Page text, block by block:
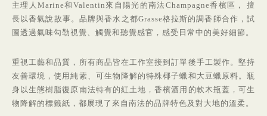
主理人Marine和Valentin 來自陽光的南法Champagne香檳區， 擅
長以香氣說故事。品牌與香水之都Grasse格拉斯的調香師合作，試
圖透過氣味勾勒視覺、觸覺和聽覺感官，感受日常中的美好細節。
重視工藝和品質，所有商品皆在工作室接到訂單後手工製作。堅持
友善環境，使用純素、可生物降解的特殊椰子蠟和大豆蠟原料。瓶
身以生態樹脂復原南法特有的紅土地，香檳酒用的軟木瓶蓋，可生
物降解的標籤紙，都展現了來自南法的品牌特色及對大地的溫柔。